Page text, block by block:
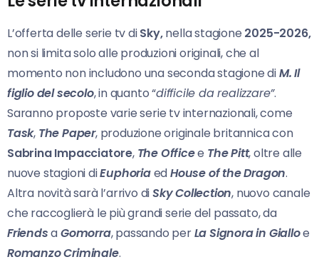
L’offerta delle serie tv diSky,nella stagione 2025-2026,
non si limita solo alle produzioni originali, che al
momento non includono una seconda stagione diM. Il
figlio del secolo, in quanto “difficile da realizzare”.
Saranno proposte varie serie tv internazionali, come
Task, The Paper, produzione originale britannica con
Sabrina Impacciatore, The Officee The Pitt, oltre alle
nuove stagioni diEuphoriaedHouse of the Dragon.
Altra novità sarà l’arrivo diSky Collection, nuovo canale
che raccoglierà le più grandi serie del passato, da
FriendsaGomorra, passando perLa Signora in Gialloe
Romanzo Criminale.